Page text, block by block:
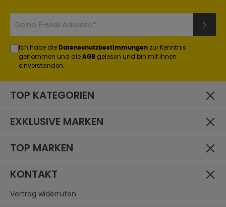
Ich habe die Datenschutzbestimmungen zur Kenntnis
genommen und die AGB gelesen und bin mit ihnen
einverstanden.
TOP KATEGORIEN
EXKLUSIVE MARKEN
TOP MARKEN
KONTAKT
Vertrag widerrufen